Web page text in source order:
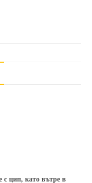
с цип, като вътре в